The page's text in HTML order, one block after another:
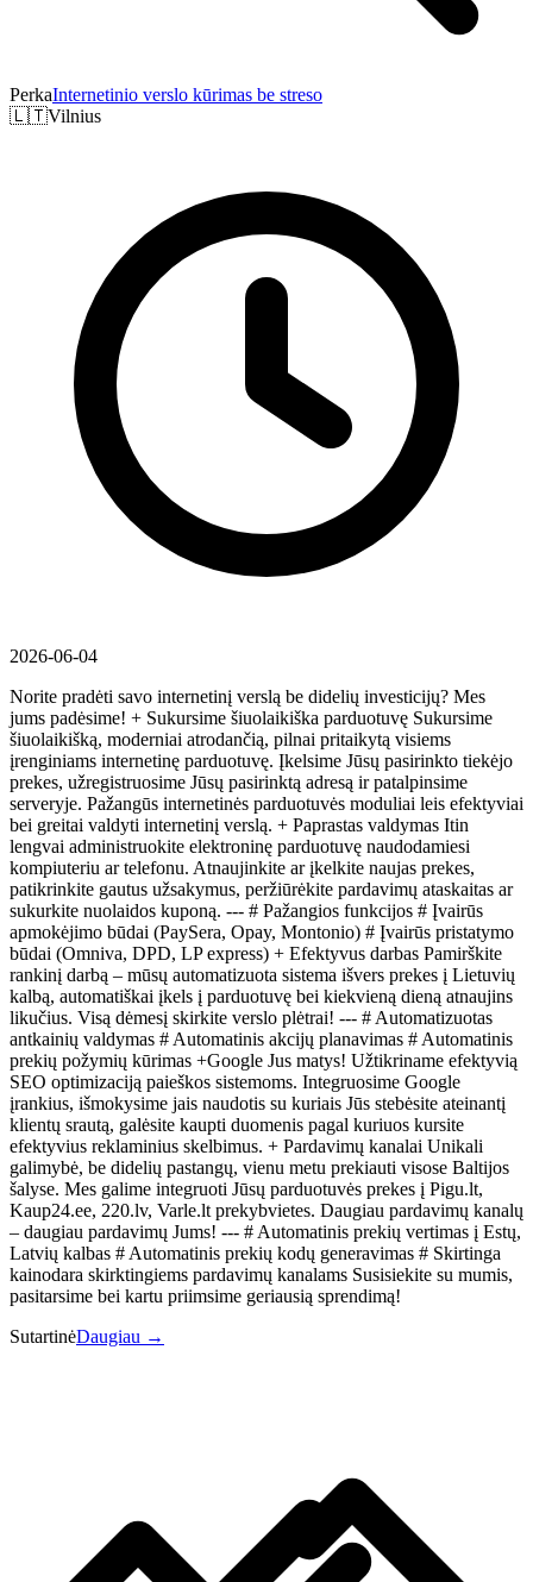
PerkaInternetinio verslo kūrimas be streso
🇱🇹Vilnius
2026-06-04
Norite pradėti savo internetinį verslą be didelių investicijų? Mes
jums padėsime! + Sukursime šiuolaikiška parduotuvę Sukursime
šiuolaikišką, moderniai atrodančią, pilnai pritaikytą visiems
įrenginiams internetinę parduotuvę. Įkelsime Jūsų pasirinkto tiekėjo
prekes, užregistruosime Jūsų pasirinktą adresą ir patalpinsime
serveryje. Pažangūs internetinės parduotuvės moduliai leis efektyviai
bei greitai valdyti internetinį verslą. + Paprastas valdymas Itin
lengvai administruokite elektroninę parduotuvę naudodamiesi
kompiuteriu ar telefonu. Atnaujinkite ar įkelkite naujas prekes,
patikrinkite gautus užsakymus, peržiūrėkite pardavimų ataskaitas ar
sukurkite nuolaidos kuponą. --- # Pažangios funkcijos # Įvairūs
apmokėjimo būdai (PaySera, Opay, Montonio) # Įvairūs pristatymo
būdai (Omniva, DPD, LP express) + Efektyvus darbas Pamirškite
rankinį darbą – mūsų automatizuota sistema išvers prekes į Lietuvių
kalbą, automatiškai įkels į parduotuvę bei kiekvieną dieną atnaujins
likučius. Visą dėmesį skirkite verslo plėtrai! --- # Automatizuotas
antkainių valdymas # Automatinis akcijų planavimas # Automatinis
prekių požymių kūrimas +Google Jus matys! Užtikriname efektyvią
SEO optimizaciją paieškos sistemoms. Integruosime Google
įrankius, išmokysime jais naudotis su kuriais Jūs stebėsite ateinantį
klientų srautą, galėsite kaupti duomenis pagal kuriuos kursite
efektyvius reklaminius skelbimus. + Pardavimų kanalai Unikali
galimybė, be didelių pastangų, vienu metu prekiauti visose Baltijos
šalyse. Mes galime integruoti Jūsų parduotuvės prekes į Pigu.lt,
Kaup24.ee, 220.lv, Varle.lt prekybvietes. Daugiau pardavimų kanalų
– daugiau pardavimų Jums! --- # Automatinis prekių vertimas į Estų,
Latvių kalbas # Automatinis prekių kodų generavimas # Skirtinga
kainodara skirktingiems pardavimų kanalams Susisiekite su mumis,
pasitarsime bei kartu priimsime geriausią sprendimą!
SutartinėDaugiau →